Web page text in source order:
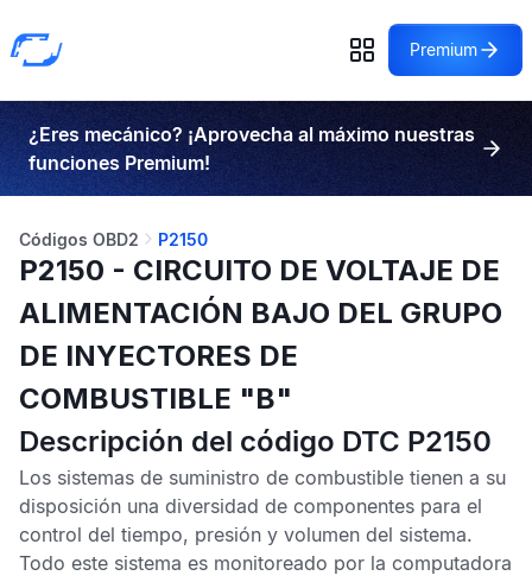
Premium
¿Eres mecánico? ¡Aprovecha al máximo nuestras
funciones Premium!
Códigos OBD2 P2150
P2150 - CIRCUITO DE VOLTAJE DE
ALIMENTACIÓN BAJO DEL GRUPO
DE INYECTORES DE
COMBUSTIBLE "B"
Descripción del código DTC P2150
Los sistemas de suministro de combustible tienen a su
disposición una diversidad de componentes para el
control del tiempo, presión y volumen del sistema.
Todo este sistema es monitoreado por la computadora